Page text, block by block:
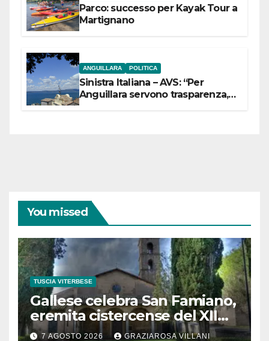
Parco: successo per Kayak Tour a
Martignano
ANGUILLARA POLITICA
Sinistra Italiana – AVS: “Per
Anguillara servono trasparenza,
You missed
TUSCIA VITERBESE
Gallese celebra San Famiano,
eremita cistercense del XII
secolo
7 AGOSTO 2026 GRAZIAROSA VILLANI